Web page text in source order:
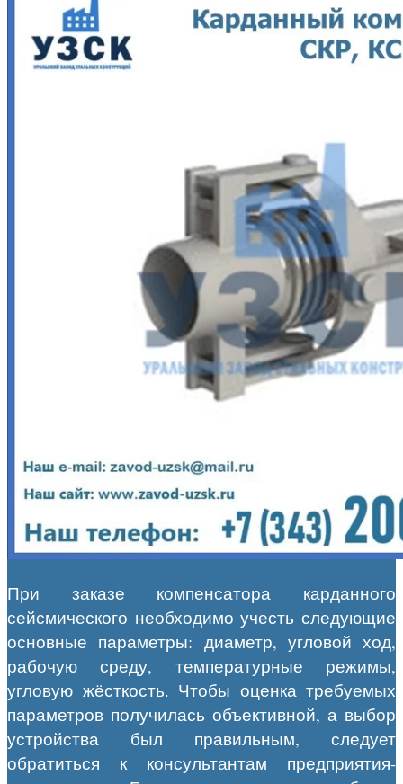
При заказе компенсатора карданного
сейсмического необходимо учесть следующие
основные параметры: диаметр, угловой ход,
рабочую среду, температурные режимы,
угловую жёсткость. Чтобы оценка требуемых
параметров получилась объективной, а выбор
устройства был правильным, следует
обратиться к консультантам предприятия-